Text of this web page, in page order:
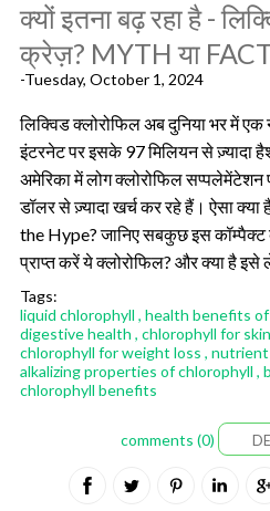
क्यों इतना बढ़ रहा है -
क्रेज़? MYTH या
-Tuesday, October 1, 2024
लिक्विड क्लोरोफिल अब दुनिया भर में एक
इंटरनेट पर इसके 97 मिलियन से ज़्यादा
अमेरिका में लोग क्लोरोफिल सप्पलेमेंटेशन
डॉलर से ज़्यादा खर्च कर रहे हैं। ऐसा
the Hype? जानिए सबकुछ इस कॉम्पैक्ट
प्राप्त करें ये क्लोरोफिल? और क्या है
Tags:
liquid chlorophyll , health benefits
digestive health , chlorophyll for
chlorophyll for weight loss , nutrient
alkalizing properties of chlorophyll ,
chlorophyll benefits
comments (0)